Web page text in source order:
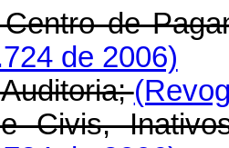
de
de 2006)
Civis,